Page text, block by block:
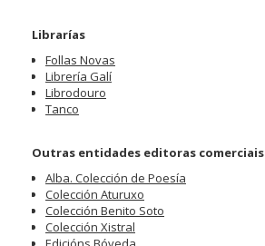
Librarías
Follas Novas
Librería Galí
Librodouro
Tanco
Outras entidades editoras comerciais
Alba. Colección de Poesía
Colección Aturuxo
Colección Benito Soto
Colección Xistral